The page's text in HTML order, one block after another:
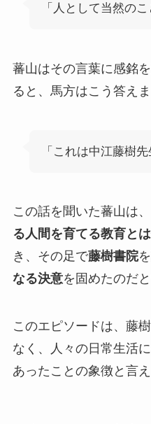
「人として当然の
蕃山はその言葉に感銘
ると、馬方はこう答えま
「これは中江藤樹
この話を聞いた蕃山は、
る人間を育てる教育とは
き、その足で藤樹書院
なる決意を固めたのだと
このエピソードは、藤
なく、人々の日常生活
あったことの象徴と言え